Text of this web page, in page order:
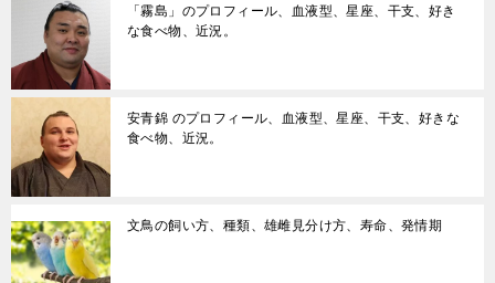
「霧島」のプロフィール、血液型、星座、干支、好き
な食べ物、近況。
安青錦 のプロフィール、血液型、星座、干支、好きな
食べ物、近況。
文鳥の飼い方、種類、雄雌見分け方、寿命、発情期